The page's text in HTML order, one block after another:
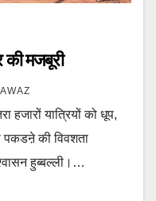
मजबूरी
हजारों यात्रियों को धूप,
पकडऩे की विवशता
हुब्बल्ली।…